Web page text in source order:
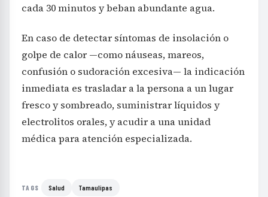
cada 30 minutos y beban abundante agua.
En caso de detectar síntomas de insolación o
golpe de calor —como náuseas, mareos,
confusión o sudoración excesiva— la indicación
inmediata es trasladar a la persona a un lugar
fresco y sombreado, suministrar líquidos y
electrolitos orales, y acudir a una unidad
médica para atención especializada.
TAGS Salud Tamaulipas